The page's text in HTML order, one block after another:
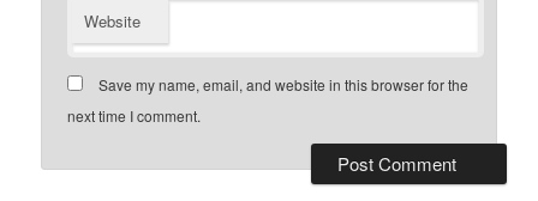
Website
Save my name, email, and website in this browser for the
next time I comment.